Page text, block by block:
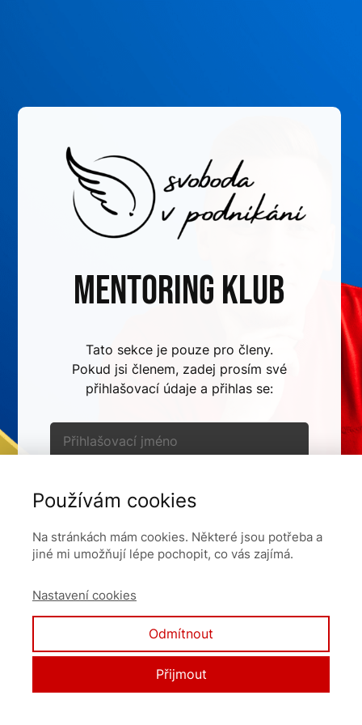
Mentoring klub
Tato sekce je pouze pro členy.
Pokud jsi členem, zadej prosím své
přihlašovací údaje a přihlas se:
Používám cookies
Na stránkách mám cookies. Některé jsou potřeba a
jiné mi umožňují lépe pochopit, co vás zajímá.
Nastavení cookies
Odmítnout
Přijmout